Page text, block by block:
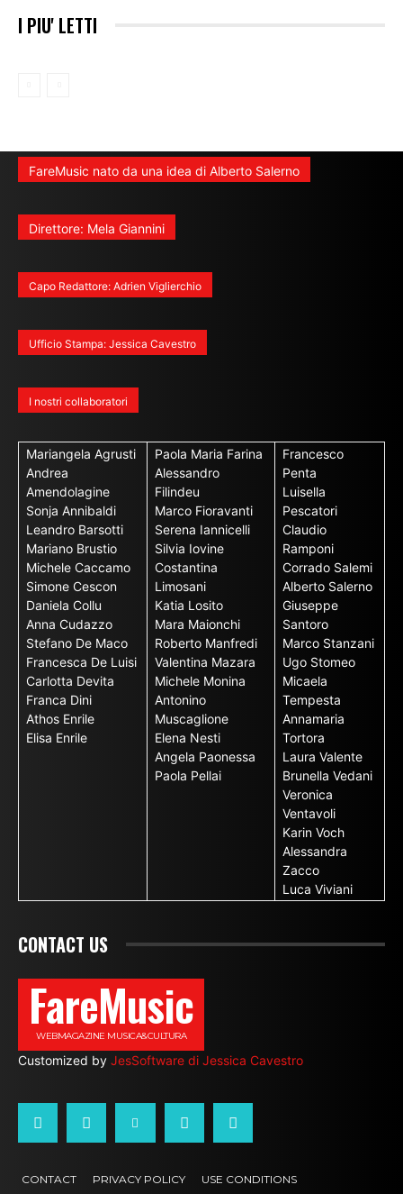
I PIU' LETTI
FareMusic nato da una idea di Alberto Salerno
Direttore: Mela Giannini
Capo Redattore: Adrien Viglierchio
Ufficio Stampa: Jessica Cavestro
I nostri collaboratori
Mariangela Agrusti
Andrea
Amendolagine
Sonja Annibaldi
Leandro Barsotti
Mariano Brustio
Michele Caccamo
Simone Cescon
Daniela Collu
Anna Cudazzo
Stefano De Maco
Francesca De Luisi
Carlotta Devita
Franca Dini
Athos Enrile
Elisa Enrile
Paola Maria Farina
Alessandro
Filindeu
Marco Fioravanti
Serena Iannicelli
Silvia Iovine
Costantina
Limosani
Katia Losito
Mara Maionchi
Roberto Manfredi
Valentina Mazara
Michele Monina
Antonino
Muscaglione
Elena Nesti
Angela Paonessa
Paola Pellai
Francesco
Penta
Luisella
Pescatori
Claudio
Ramponi
Corrado Salemi
Alberto Salerno
Giuseppe
Santoro
Marco Stanzani
Ugo Stomeo
Micaela
Tempesta
Annamaria
Tortora
Laura Valente
Brunella Vedani
Veronica
Ventavoli
Karin Voch
Alessandra
Zacco
Luca Viviani
CONTACT US
FareMusic
WEBMAGAZINE MUSICA&CULTURA
Customized by JesSoftware di Jessica Cavestro
CONTACT PRIVACY POLICY USE CONDITIONS